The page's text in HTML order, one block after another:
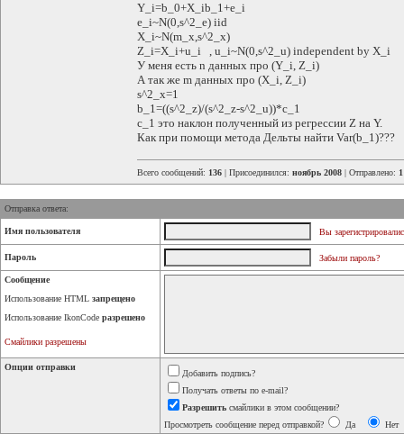
Y_i=b_0+X_ib_1+e_i
e_i~N(0,s^2_e) iid
X_i~N(m_x,s^2_x)
Z_i=X_i+u_i , u_i~N(0,s^2_u) independent by X_i
У меня есть n данных про (Y_i, Z_i)
А так же m данных про (X_i, Z_i)
s^2_x=1
b_1=((s^2_z)/(s^2_z-s^2_u))*c_1
c_1 это наклон полученный из регрессии Z на Y.
Как при помощи метода Дельты найти Var(b_1)???
Всего сообщений: 136 | Присоединился: ноябрь 2008 | Отправлено:
Отправка ответа:
Имя пользователя Вы
Пароль Забыли пароль?
Сообщение
Использование HTML запрещено
Использование IkonCode разрешено
Смайлики разрешены
Опции отправки
Добавить подпись?
Получать ответы по e-mail?
Разрешить смайлики в этом сообщении?
Просмотреть сообщение перед отправкой?
Да Нет